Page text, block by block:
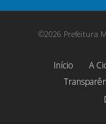
©2026 Prefeitura
Início A